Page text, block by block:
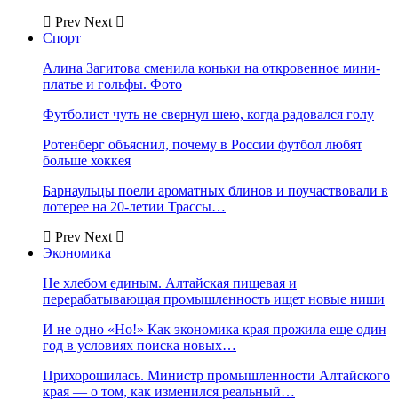
Prev Next
Спорт
Алина Загитова сменила коньки на откровенное мини-
платье и гольфы. Фото
Футболист чуть не свернул шею, когда радовался голу
Ротенберг объяснил, почему в России футбол любят
больше хоккея
Барнаульцы поели ароматных блинов и поучаствовали в
лотерее на 20-летии Трассы…
Prev Next
Экономика
Не хлебом единым. Алтайская пищевая и
перерабатывающая промышленность ищет новые ниши
И не одно «Но!» Как экономика края прожила еще один
год в условиях поиска новых…
Прихорошилась. Министр промышленности Алтайского
края — о том, как изменился реальный…